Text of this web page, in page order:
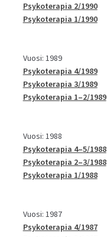
Psykoterapia 2/1990
Psykoterapia 1/1990
Vuosi: 1989
Psykoterapia 4/1989
Psykoterapia 3/1989
Psykoterapia 1–2/1989
Vuosi: 1988
Psykoterapia 4–5/1988
Psykoterapia 2–3/1988
Psykoterapia 1/1988
Vuosi: 1987
Psykoterapia 4/1987